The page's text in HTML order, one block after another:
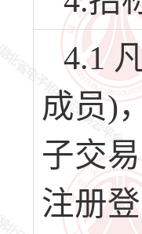
4.1
成员)
子交
注册